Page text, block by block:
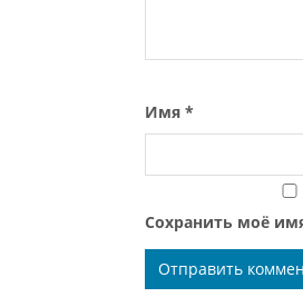
Имя *
Сохранить моё